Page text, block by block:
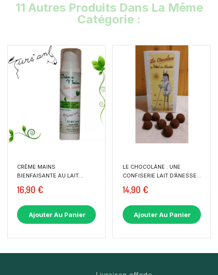
11 Autres Produits Dans La Même
Catégorie :
CRÈME MAINS
BIENFAISANTE AU LAIT
16,90 €
Ajouter Au Panier
LE CHOCOLÂNE : UNE
CONFISERIE LAIT D’ÂNESSE...
14,90 €
Ajouter Au Panier